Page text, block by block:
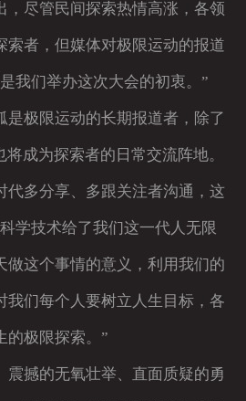
，尽管民间探索热情高涨，各领
索者，但媒体对极限运动的报道
我们举办这次大会的初衷。”
极限运动的长期报道者，除了
成为探索者的日常交流阵地。
代多分享、多跟关注者沟通，这
学技术给了我们这一代人无限
做这个事情的意义，利用我们的
我们每个人要树立人生目标，各
的极限探索。”
撼的无氧壮举、直面质疑的勇